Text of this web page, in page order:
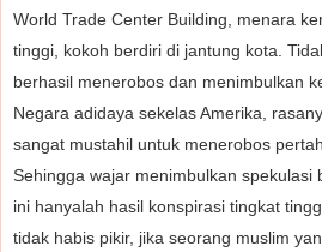
World Trade Center Building, menara
tinggi, kokoh berdiri di jantung kota.
berhasil menerobos dan menimbulkan
Negara adidaya sekelas Amerika,
sangat mustahil untuk menerobos
Sehingga wajar menimbulkan spekulasi
ini hanyalah hasil konspirasi tingkat
tidak habis pikir, jika seorang muslim